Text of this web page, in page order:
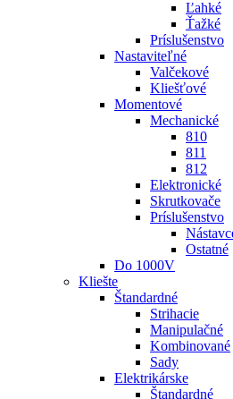
Ľahké
Ťažké
Príslušenstvo
Nastaviteľné
Valčekové
Kliešťové
Momentové
Mechanické
810
811
812
Elektronické
Skrutkovače
Príslušenstvo
Ostatné
Do 1000V
Kliešte
Štandardné
Strihacie
Manipulačné
Kombinované
Sady
Elektrikárske
Štandardné